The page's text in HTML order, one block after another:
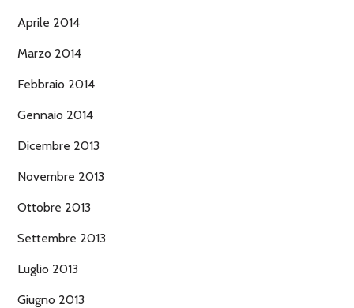
Aprile 2014
Marzo 2014
Febbraio 2014
Gennaio 2014
Dicembre 2013
Novembre 2013
Ottobre 2013
Settembre 2013
Luglio 2013
Giugno 2013